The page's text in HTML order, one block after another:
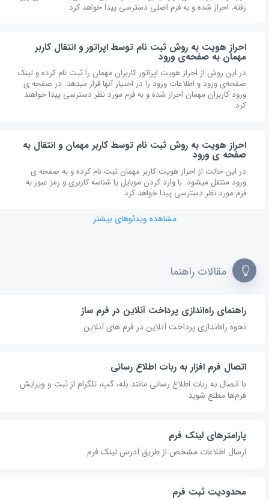
رفته، احراز شده و به فرم اصلی دسترسی پیدا خواهد کرد
احراز هویت به روش ثبت نام توسط اپراتور و انتقال کاربر
مهمان به صفحه‌ی ورود
در این روش از احراز هویت اپراتور کاربران مهمان را ثبت نام کرده و لینک
صفحه‌ی ورود و اطلاعات ورود را در اختیار آنها قرار میدهد. در صفحه ی
ورود کاربران مهمان احراز شده و به فرم مورد نظر دسترسی پیدا خواهند
کرد.
احراز هویت به روش ثبت نام توسط کاربر مهمان و انتقال به
صفحه ی ورود
در این حالت از احراز هویت کاربر مهمان ثبت نام کرده و به صفحه ی
ورود منتقل میشود. با وارد کردن موبایل یا شناسه کاربری و رمز عبور به
فرم مورد نظر دسترسی پیدا خواهد کرد
مشاهده ویدئو‌های بیشتر
مقالات راهنما
راهنمای راه‌اندازی پرداخت آنلاین در فرم ساز
نحوه راه‌اندازی پرداخت آنلاین در فرم های آنلاین
اتصال فرم افزار به ربات اطلاع رسانی
با اتصال به ربات اطلاع رسانی مانند بله، گپ، تلگرام از ثبت و ویرایش
فرم‌ها مطلع شوید
پارامترهای لینک فرم
ارسال اطلاعات مشخص از طریق آدرس لینک فرم
محدودیت ثبت فرم